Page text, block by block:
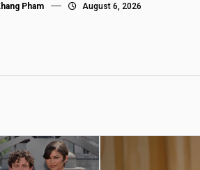
Pham August 6, 2026